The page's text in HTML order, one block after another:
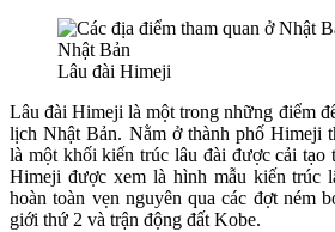
Lâu đài Himeji
Lâu đài Himeji là một trong những điểm
lịch Nhật Bản. Nằm ở thành phố Himeji
là một khối kiến trúc lâu đài được cải tạo
Himeji được xem là hình mẫu kiến trúc
hoàn toàn vẹn nguyên qua các đợt ném
giới thứ 2 và trận động đất Kobe.